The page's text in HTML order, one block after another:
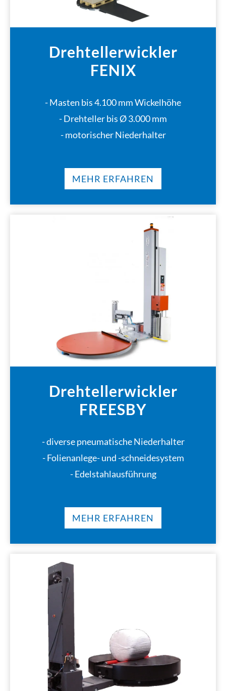
Drehtellerwickler
FENIX
- Masten bis 4.100 mm Wickelhöhe
- Drehteller bis Ø 3.000 mm
- motorischer Niederhalter
MEHR ERFAHREN
Drehtellerwickler
FREESBY
- diverse pneumatische Niederhalter
- Folienanlege- und -schneidesystem
- Edelstahlausführung
MEHR ERFAHREN